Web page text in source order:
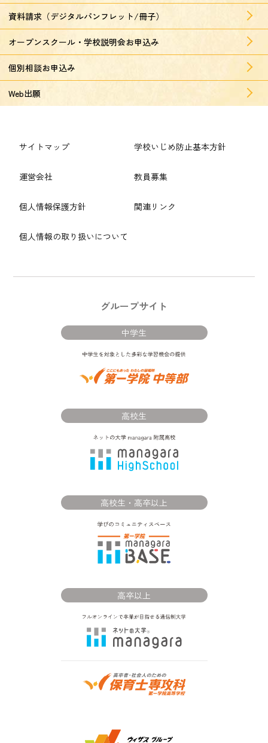
資料請求（デジタルパンフレット/冊子）
オープンスクール・学校説明会お申込み
個別相談お申込み
Web出願
サイトマップ
運営会社
個人情報保護方針
個人情報の取り扱いについて
学校いじめ防止基本方針
教員募集
関連リンク
グループサイト
中学生
高校生
高校生・高卒以上
高卒以上